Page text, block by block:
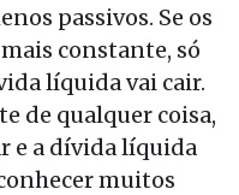
passivos. Se os
constante, só
líquida vai cair.
de qualquer coisa,
e a dívida líquida
muitos